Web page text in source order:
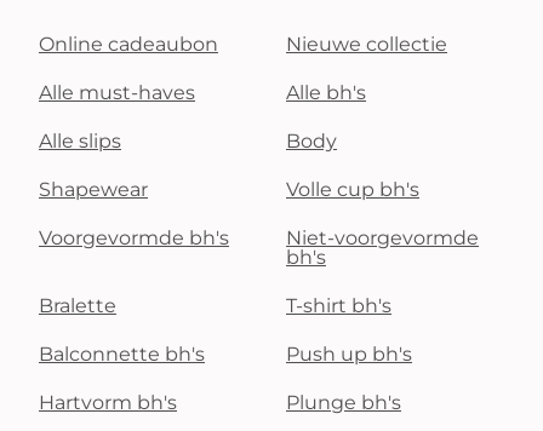
Online cadeaubon Nieuwe collectie
Alle must-haves Alle bh's
Alle slips Body
Shapewear Volle cup bh's
Voorgevormde bh's
Niet-voorgevormde
bh's
Bralette T-shirt bh's
Balconnette bh's Push up bh's
Hartvorm bh's Plunge bh's